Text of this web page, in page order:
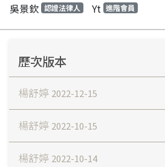
吳景欽 認證法律人 Yt 進階會員
歷次版本
楊舒婷 2022-12-15
楊舒婷 2022-10-15
楊舒婷 2022-10-14